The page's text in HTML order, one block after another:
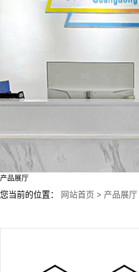
产品展厅
您当前的位置： 网站首页 > 产品展厅